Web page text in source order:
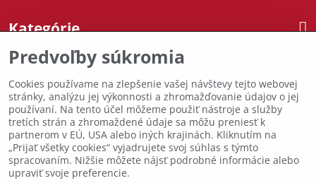
Kategórie
Dokumenty
Predajňa Sabinov
Ponúkame široký sortiment skladom ihneď k odberu. Sme tu
pre vás s odborným poradenstvom a kvalitnými produktmi za
skvelé ceny.
Predvoľby súkromia
Cookies používame na zlepšenie vašej návštevy tejto webovej
stránky, analýzu jej výkonnosti a zhromažďovanie údajov o jej
používaní. Na tento účel môžeme použiť nástroje a služby
tretích strán a zhromaždené údaje sa môžu preniesť k
partnerom v EÚ, USA alebo iných krajinách. Kliknutím na
„Prijať všetky cookies“ vyjadrujete svoj súhlas s týmto
spracovaním. Nižšie môžete nájsť podrobné informácie alebo
upraviť svoje preferencie.